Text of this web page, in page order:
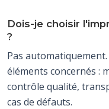
Dois-je choisir
?
Pas
éléments concernés :
contrôle qualité,
cas de défauts.